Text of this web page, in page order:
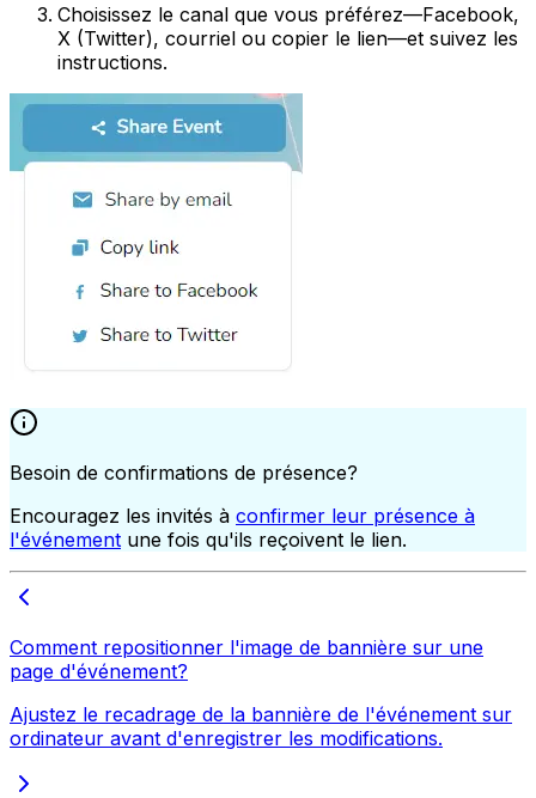
Choisissez le canal que vous préférez—Facebook,
X (Twitter), courriel ou copier le lien—et suivez les
instructions.
Besoin de confirmations de présence?
Encouragez les invités à confirmer leur présence à
l'événement une fois qu'ils reçoivent le lien.
Comment repositionner l'image de bannière sur une
page d'événement?
Ajustez le recadrage de la bannière de l'événement sur
ordinateur avant d'enregistrer les modifications.